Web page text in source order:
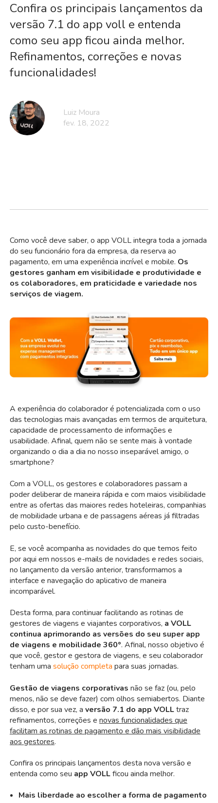
Confira os principais lançamentos da
versão 7.1 do app voll e entenda
como seu app ficou ainda melhor.
Refinamentos, correções e novas
funcionalidades!
Luiz Moura
fev. 18, 2022
Como você deve saber, o app VOLL integra toda a jornada
do seu funcionário fora da empresa, da reserva ao
pagamento, em uma experiência incrível e mobile. Os
gestores ganham em visibilidade e produtividade e
os colaboradores, em praticidade e variedade nos
serviços de viagem.
A experiência do colaborador é potencializada com o uso
das tecnologias mais avançadas em termos de arquitetura,
capacidade de processamento de informações e
usabilidade. Afinal, quem não se sente mais à vontade
organizando o dia a dia no nosso inseparável amigo, o
smartphone?
Com a VOLL, os gestores e colaboradores passam a
poder deliberar de maneira rápida e com maios visibilidade
entre as ofertas das maiores redes hoteleiras, companhias
de mobilidade urbana e de passagens aéreas já filtradas
pelo custo-benefício.
E, se você acompanha as novidades do que temos feito
por aqui em nossos e-mails de novidades e redes sociais,
no lançamento da versão anterior, transformamos a
interface e navegação do aplicativo de maneira
incomparável.
Desta forma, para continuar facilitando as rotinas de
gestores de viagens e viajantes corporativos, a VOLL
continua aprimorando as versões do seu super app
de viagens e mobilidade 360º. Afinal, nosso objetivo é
que você, gestor e gestora de viagens, e seu colaborador
tenham uma solução completa para suas jornadas.
Gestão de viagens corporativas não se faz (ou, pelo
menos, não se deve fazer) com olhos semiabertos. Diante
disso, e por sua vez, a versão 7.1 do app VOLLtraz
refinamentos, correções e novas funcionalidades que
facilitam as rotinas de pagamento e dão mais visibilidade
aos gestores.
Confira os principais lançamentos desta nova versão e
entenda como seu app VOLLficou ainda melhor.
Mais liberdade ao escolher a forma de pagamento